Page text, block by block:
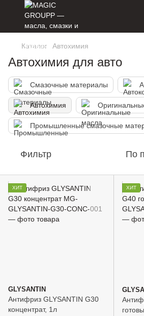
Каталог Автохимия
Автохимия для авто
Смазочные материалы
Автохимия
Промышленные смазочные
Фильтр По
ХИТ
GLYSANTIN
Антифриз GLYSANTIN G30
концентрат, 1л
ХИТ